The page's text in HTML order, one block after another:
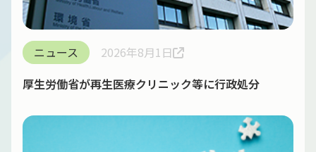
ニュース 2026年8月1日
厚生労働省が再生医療クリニック等に行政処分